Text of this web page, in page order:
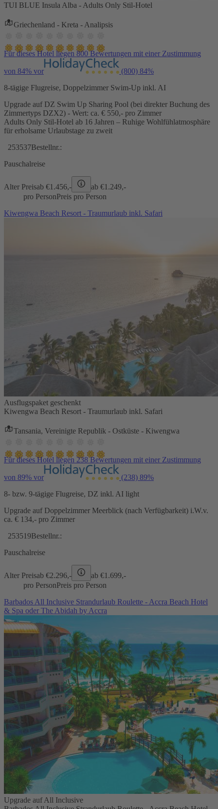
TUI BLUE Insula Alba - Adults Only Stil-Hotel
Griechenland - Kreta - Analipsis
Für dieses Hotel liegen 800 Bewertungen mit einer Zustimmung
von 84% vor (800) 84%
8-tägige Flugreise, Doppelzimmer Swim-Up inkl. AI
Upgrade auf DZ Swim Up Sharing Pool (bei direkter Buchung des
Zimmertyps DZX2) - Wert: ca. € 550,- pro Zimmer
Adults Only Stil-Hotel ab 16 Jahren – Ruhige Wohlfühlatmosphäre
für erholsame Urlaubstage zu zweit
253537Bestellnr.:
Pauschalreise
Alter Preisab €1.456,- ab €1.249,-
pro PersonPreis pro Person
Kiwengwa Beach Resort - Traumurlaub inkl. Safari
Ausflugspaket geschenkt
Kiwengwa Beach Resort - Traumurlaub inkl. Safari
Tansania, Vereinigte Republik - Ostküste - Kiwengwa
Für dieses Hotel liegen 238 Bewertungen mit einer Zustimmung
von 89% vor (238) 89%
8- bzw. 9-tägige Flugreise, DZ inkl. AI light
Upgrade auf Doppelzimmer Meerblick (nach Verfügbarkeit) i.W.v.
ca. € 134,- pro Zimmer
253519Bestellnr.:
Pauschalreise
Alter Preisab €2.296,- ab €1.699,-
pro PersonPreis pro Person
Barbados All Inclusive Strandurlaub Roulette - Accra Beach Hotel
& Spa oder The Abidah by Accra
Upgrade auf All Inclusive